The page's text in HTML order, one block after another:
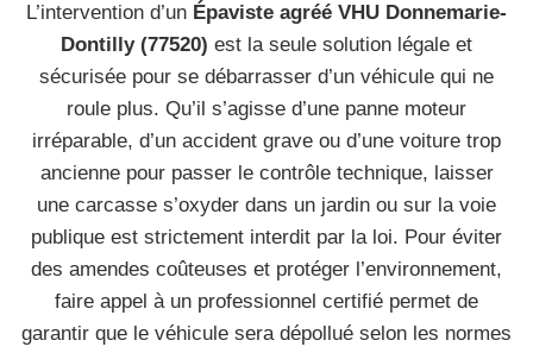
L’intervention d’un Épaviste agréé VHU Donnemarie-
Dontilly (77520) est la seule solution légale et
sécurisée pour se débarrasser d’un véhicule qui ne
roule plus. Qu’il s’agisse d’une panne moteur
irréparable, d’un accident grave ou d’une voiture trop
ancienne pour passer le contrôle technique, laisser
une carcasse s’oxyder dans un jardin ou sur la voie
publique est strictement interdit par la loi. Pour éviter
des amendes coûteuses et protéger l’environnement,
faire appel à un professionnel certifié permet de
garantir que le véhicule sera dépollué selon les normes